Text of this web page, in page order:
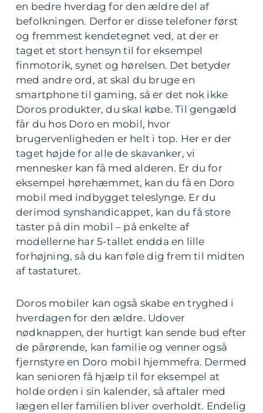
en bedre hverdag for den ældre del af
befolkningen. Derfor er disse telefoner først
og fremmest kendetegnet ved, at der er
taget et stort hensyn til for eksempel
finmotorik, synet og hørelsen. Det betyder
med andre ord, at skal du bruge en
smartphone til gaming, så er det nok ikke
Doros produkter, du skal købe. Til gengæld
får du hos Doro en mobil, hvor
brugervenligheden er helt i top. Her er der
taget højde for alle de skavanker, vi
mennesker kan få med alderen. Er du for
eksempel hørehæmmet, kan du få en Doro
mobil med indbygget teleslynge. Er du
derimod synshandicappet, kan du få store
taster på din mobil – på enkelte af
modellerne har 5-tallet endda en lille
forhøjning, så du kan føle dig frem til midten
af tastaturet.
Doros mobiler kan også skabe en tryghed i
hverdagen for den ældre. Udover
nødknappen, der hurtigt kan sende bud efter
de pårørende, kan familie og venner også
fjernstyre en Doro mobil hjemmefra. Dermed
kan senioren få hjælp til for eksempel at
holde orden i sin kalender, så aftaler med
lægen eller familien bliver overholdt. Endelig